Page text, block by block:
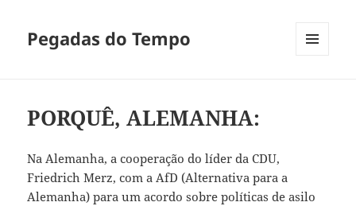
Pegadas do Tempo
PORQUÊ, ALEMANHA:
Na Alemanha, a cooperação do líder da CDU,
Friedrich Merz, com a AfD (Alternativa para a
Alemanha) para um acordo sobre políticas de asilo